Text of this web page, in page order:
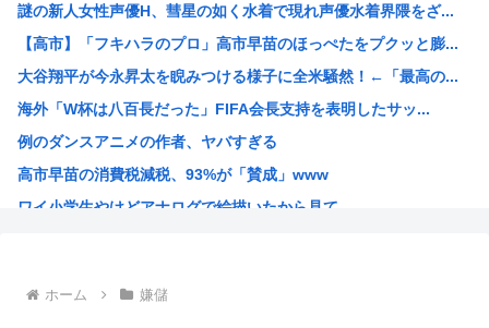
理容室経営て今から難しい？収入や資金、集客はどれくらい必...
高市早苗の消費税減税、93%が「賛成」www
首相官邸、"映え"を意識した高市首相熊本訪問の感動BGM...
【画像】女子高生さん、男に抱かれまくった結果www
【動画】 広島記念公園を追い出された左翼さん、流石にキモ...
【批判】ラノベ作家（52）「新作ラブコメ書いたぞ！ｗ」X...
謎の新人女性声優H、彗星の如く水着で現れ声優水着界隈をざ...
【高市】「フキハラのプロ」高市早苗のほっぺたをプクッと膨...
大谷翔平が今永昇太を睨みつける様子に全米騒然！←「最高の...
海外「W杯は八百長だった」FIFA会長支持を表明したサッ...
例のダンスアニメの作者、ヤバすぎる
高市早苗の消費税減税、93%が「賛成」www
ワイ小学生やけどアナログで絵描いたから見て
ちいかわのモモンガ、逝きそう
ホーム 嫌儲